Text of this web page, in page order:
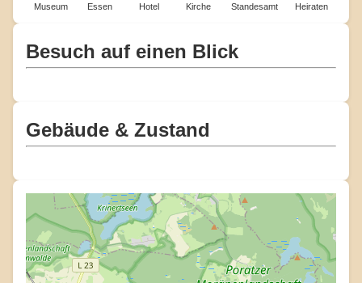
Museum Essen Hotel Kirche Standesamt Heiraten
Besuch auf einen Blick
Gebäude & Zustand